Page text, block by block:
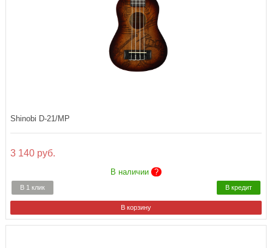
Shinobi D-21/MP
3 140 руб.
В наличии ?
В 1 клик В кредит